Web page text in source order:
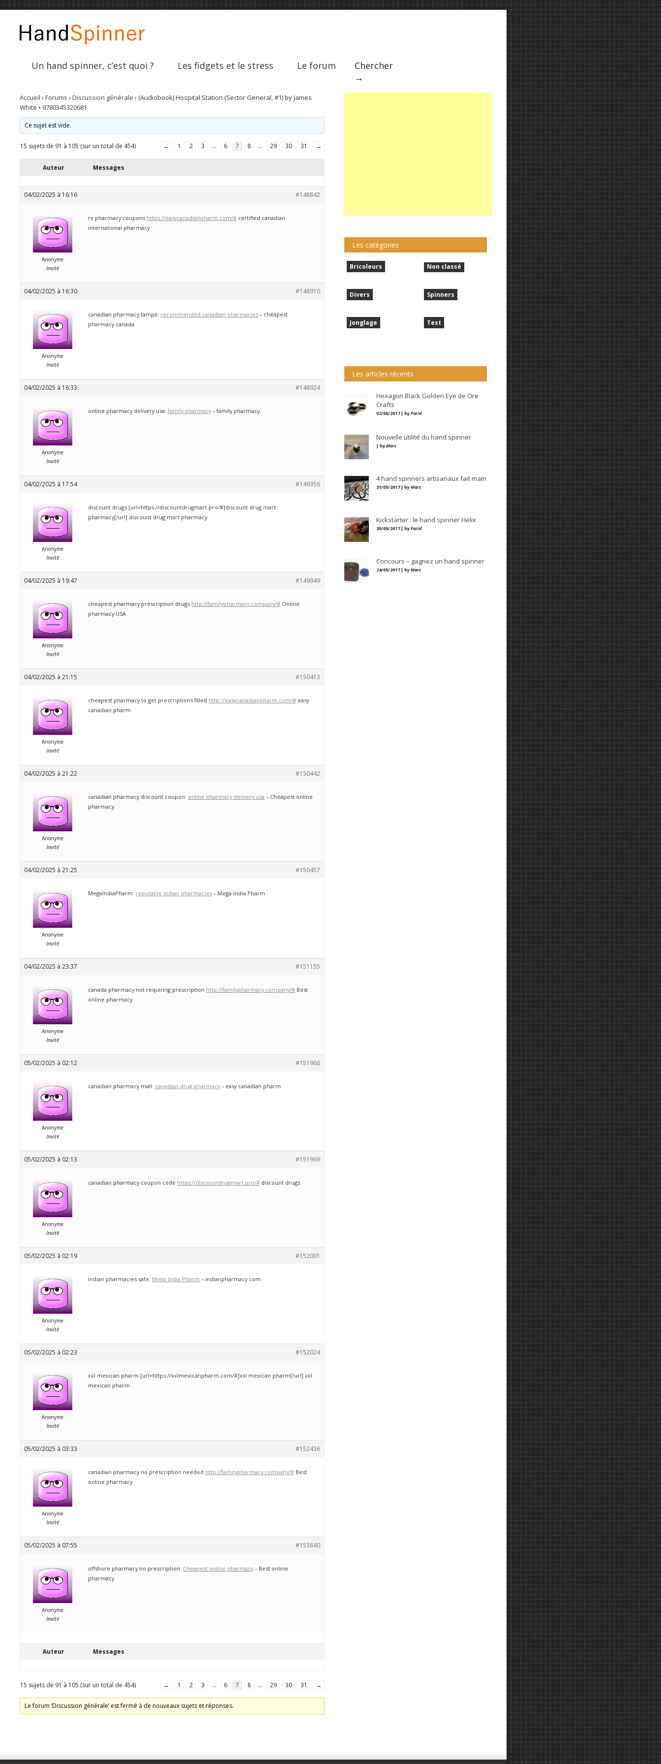
Un hand spinner, c’est quoi ? Les fidgets et le stress Le forum
Chercher
→
Accueil › Forums › Discussion générale › (Audiobook) Hospital Station (Sector General, #1) by James
White • 9780345320681
Ce sujet est vide.
15 sujets de 91 à 105 (sur un total de 454) ← 1 2 3 … 6 7 8 … 29 30 31 →
Auteur Messages
04/02/2025 à 16:16 #148842
Anonyme
Invité
rx pharmacy coupons https://easycanadianpharm.com/# certified canadian
international pharmacy
04/02/2025 à 16:30 #148910
Anonyme
Invité
canadian pharmacy tampa: recommended canadian pharmacies – cheapest
pharmacy canada
04/02/2025 à 16:33 #148924
Anonyme
Invité
online pharmacy delivery usa: family pharmacy– family pharmacy
04/02/2025 à 17:54 #149356
Anonyme
Invité
discount drugs [url=https://discountdrugmart.pro/#]discount drug mart
pharmacy[/url] discount drug mart pharmacy
04/02/2025 à 19:47 #149949
Anonyme
Invité
cheapest pharmacy prescription drugs http://familypharmacy.company/# Online
pharmacy USA
04/02/2025 à 21:15 #150413
Anonyme
Invité
cheapest pharmacy to get prescriptions filled http://easycanadianpharm.com/# easy
canadian pharm
04/02/2025 à 21:22 #150442
Anonyme
Invité
canadian pharmacy discount coupon: online pharmacy delivery usa – Cheapest online
pharmacy
04/02/2025 à 21:25 #150457
Anonyme
Invité
MegaIndiaPharm: reputable indian pharmacies – Mega India Pharm
04/02/2025 à 23:37 #151155
Anonyme
Invité
canada pharmacy not requiring prescription http://familypharmacy.company/# Best
online pharmacy
05/02/2025 à 02:12 #151966
Anonyme
Invité
canadian pharmacy mall: canadian drug pharmacy– easy canadian pharm
05/02/2025 à 02:13 #151969
Anonyme
Invité
canadian pharmacy coupon code https://discountdrugmart.pro/# discount drugs
05/02/2025 à 02:19 #152001
Anonyme
Invité
indian pharmacies safe: Mega India Pharm – indianpharmacy com
05/02/2025 à 02:23 #152024
Anonyme
Invité
xxl mexican pharm [url=https://xxlmexicanpharm.com/#]xxl mexican pharm[/url] xxl
mexican pharm
05/02/2025 à 03:33 #152436
Anonyme
Invité
canadian pharmacy no prescription needed http://familypharmacy.company/# Best
online pharmacy
05/02/2025 à 07:55 #153840
Anonyme
Invité
offshore pharmacy no prescription: Cheapest online pharmacy– Best online
pharmacy
Auteur Messages
15 sujets de 91 à 105 (sur un total de 454) ← 1 2 3 … 6 7 8 … 29 30 31 →
Le forum ‘Discussion générale’ est fermé à de nouveaux sujets et réponses.
Les catégories
Bricoleurs
Divers
Jonglage
Non classé
Spinners
Test
Les articles récents
Hexagon Black Golden Eye de Ore
Crafts
02/06/2017 | byFarid
Nouvelle utilité du hand spinner
| byMarc
4 hand spinners artisanaux fait main
31/05/2017 | byMarc
Kickstarter : le hand spinner Helix
30/05/2017 | byFarid
Concours – gagnez un hand spinner
24/05/2017 | byMarc